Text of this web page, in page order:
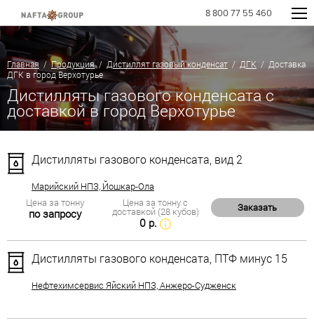
8 800 77 55 460
Главная /Продукция/ Дистиллят газовый конденсат / ДГК / Доставка
ДГК в город Верхотурье
Дистилляты газового конденсата с
доставкой в город Верхотурье
Дистилляты газового конденсата, вид 2
Марийский НПЗ, Йошкар-Ола
Цена за тонну
по запросу
Цена за тонну с
доставкой (28 кубов)
0 р.
Заказать
Дистилляты газового конденсата, ПТФ минус 15
Нефтехимсервис Яйский НПЗ, Анжеро-Судженск